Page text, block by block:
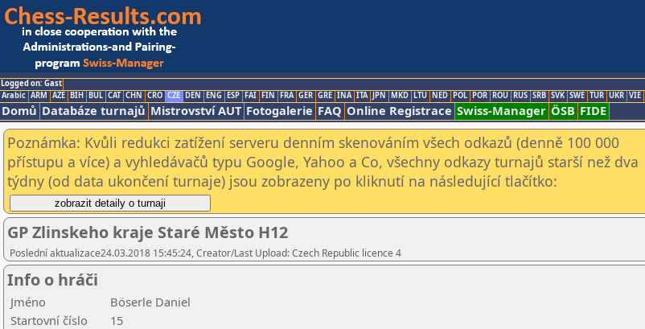
Logged on: Gast
Arabic ARM AZE BIH BUL CAT CHN CRO CZE DEN ENG ESP FAI FIN FRA GER GRE INA ITA JPN MKD LTU NED POL POR ROU RUS SRB SVK SWE TUR UKR VIE
Domů Databáze turnajů Mistrovství AUT Fotogalerie FAQ Online Registrace Swiss-Manager ÖSB FIDE
Poznámka: Kvůli redukci zatížení serveru denním skenováním všech odkazů (denně 100 000
přístupu a více) a vyhledávačů typu Google, Yahoo a Co, všechny odkazy turnajů starší než dva
týdny (od data ukončení turnaje) jsou zobrazeny po kliknutí na následující tlačítko:
GP Zlinskeho kraje Staré Město H12
Poslední aktualizace24.03.2018 15:45:24, Creator/Last Upload: Czech Republic licence 4
Info o hráči
Jméno
Böserle Daniel
Startovní číslo
15